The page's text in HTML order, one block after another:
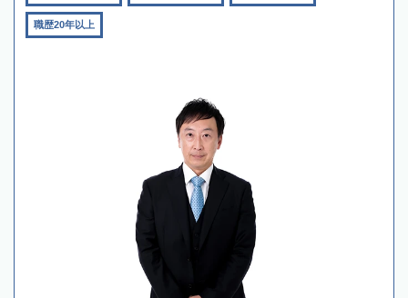
職歴20年以上